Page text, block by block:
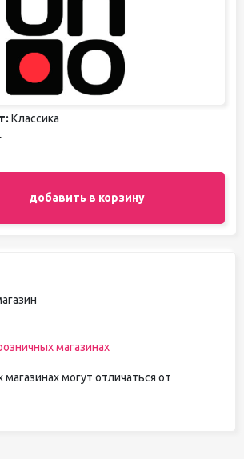
Классика
добавить в корзину
магазинах
могут отличаться от